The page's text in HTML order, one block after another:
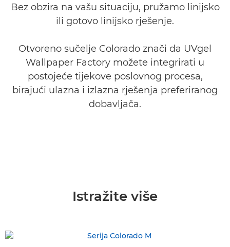
Bez obzira na vašu situaciju, pružamo linijsko
ili gotovo linijsko rješenje.
Otvoreno sučelje Colorado znači da UVgel
Wallpaper Factory možete integrirati u
postojeće tijekove poslovnog procesa,
birajući ulazna i izlazna rješenja preferiranog
dobavljača.
Istražite više